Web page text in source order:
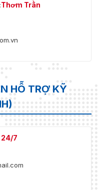
Thơm Trần
HỖ TRỢ KỸ
7